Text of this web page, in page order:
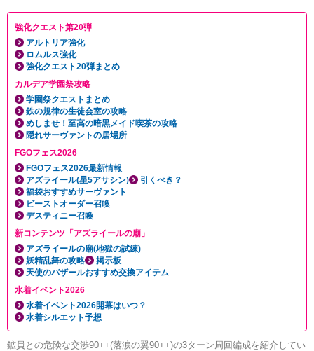
強化クエスト第20弾
アルトリア強化
ロムルス強化
強化クエスト20弾まとめ
カルデア学園祭攻略
学園祭クエストまとめ
鉄の規律の生徒会室の攻略
めしませ！至高の暗黒メイド喫茶の攻略
隠れサーヴァントの居場所
FGOフェス2026
FGOフェス2026最新情報
アズライール(星5アサシン)
引くべき？
福袋おすすめサーヴァント
ビーストオーダー召喚
デスティニー召喚
新コンテンツ「アズライールの廟」
アズライールの廟(地獄の試練)
妖精乱舞の攻略
掲示板
天使のバザールおすすめ交換アイテム
水着イベント2026
水着イベント2026開幕はいつ？
水着シルエット予想
鉱員との危険な交渉90++(落涙の翼90++)の3ターン周回編成を紹介してい